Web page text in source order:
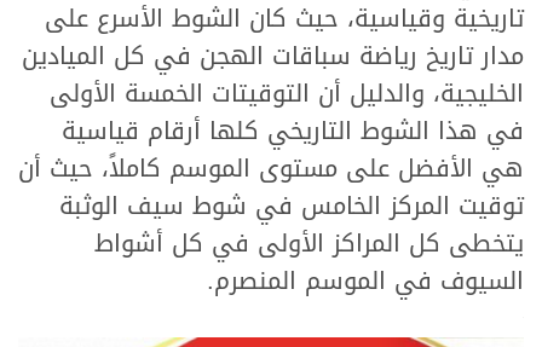
تاريخية وقياسية، حيث كان الشوط الأسرع على
مدار تاريخ رياضة سباقات الهجن في كل الميادين
الخليجية، والدليل أن التوقيتات الخمسة الأولى
في هذا الشوط التاريخي كلها أرقام قياسية
هي الأفضل على مستوى الموسم كاملاً، حيث أن
توقيت المركز الخامس في شوط سيف الوثبة
يتخطى كل المراكز الأولى في كل أشواط
السيوف في الموسم المنصرم.